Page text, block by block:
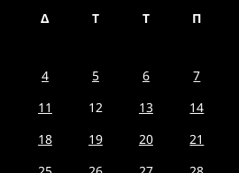
Δ Τ Τ Π
4
5 6 7
11
12 13 14
18
19 20 21